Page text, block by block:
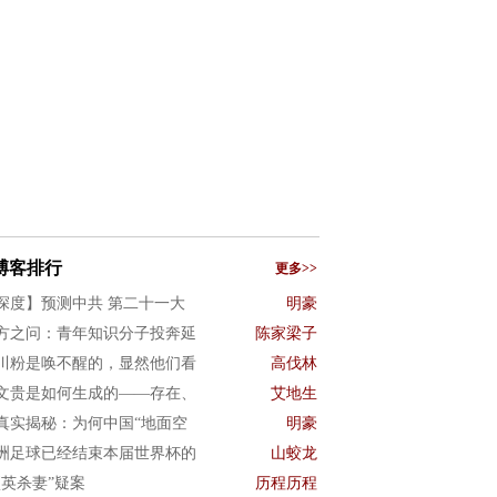
客排行 更多>>
度】预测中共 第二十一大
明豪
之问：青年知识分子投奔延
陈家梁子
粉是唤不醒的，显然他们看
高伐林
贵是如何生成的——存在、
艾地生
实揭秘：为何中国“地面空
明豪
足球已经结束本届世界杯的
山蛟龙
杀妻”疑案
历程历程